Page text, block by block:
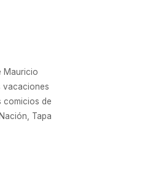
Mauricio
vacaciones
comicios de
Tapa